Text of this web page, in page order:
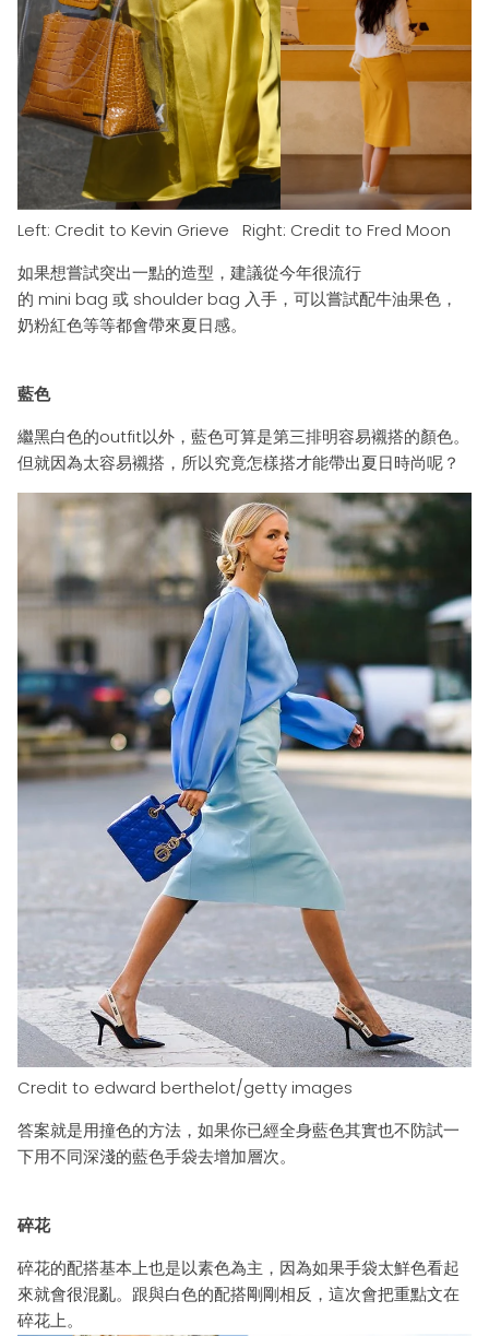
Left: Credit to Kevin Grieve
Right: Credit to Fred Moon
如果想嘗試突出一點的造型，建議從今年很流行
的 mini bag 或 shoulder bag 入手，可以嘗試配牛油果色，
奶粉紅色等等都會帶來夏日感。
藍色
繼黑白色的outfit以外，藍色可算是第三排明容易襯搭的顏色。
但就因為太容易襯搭，所以究竟怎樣搭才能帶出夏日時尚呢？
Credit to edward berthelot/gettyimages
答案就是用撞色的方法， 如果你已經全身藍色其實也不防試一
下用不同深淺的藍色手袋去增加層次。
碎花
碎花的配搭基本上也是以素色為主，因為如果手袋太鮮色看起
來就會很混亂。 跟與白色的配搭剛剛相反，這次會把重點文在
碎花上。